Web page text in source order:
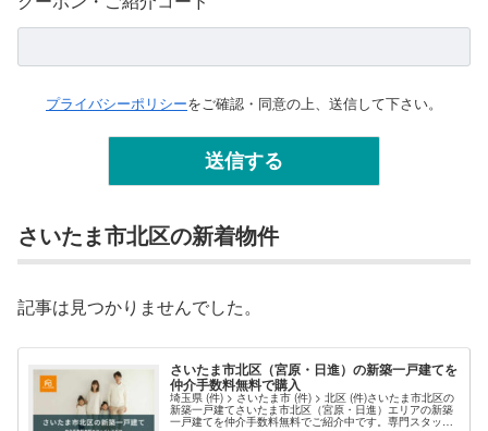
プライバシーポリシーをご確認・同意の上、送信して下さい。
さいたま市北区の新着物件
記事は見つかりませんでした。
さいたま市北区（宮原・日進）の新築一戸建てを
仲介手数料無料で購入
埼玉県 (件) > さいたま市 (件) > 北区 (件)さいたま市北区の
新築一戸建てさいたま市北区（宮原・日進）エリアの新築
一戸建てを仲介手数料無料でご紹介中です。専門スタッフ